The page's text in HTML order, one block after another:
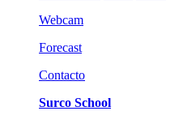
Webcam
Forecast
Contacto
Surco School